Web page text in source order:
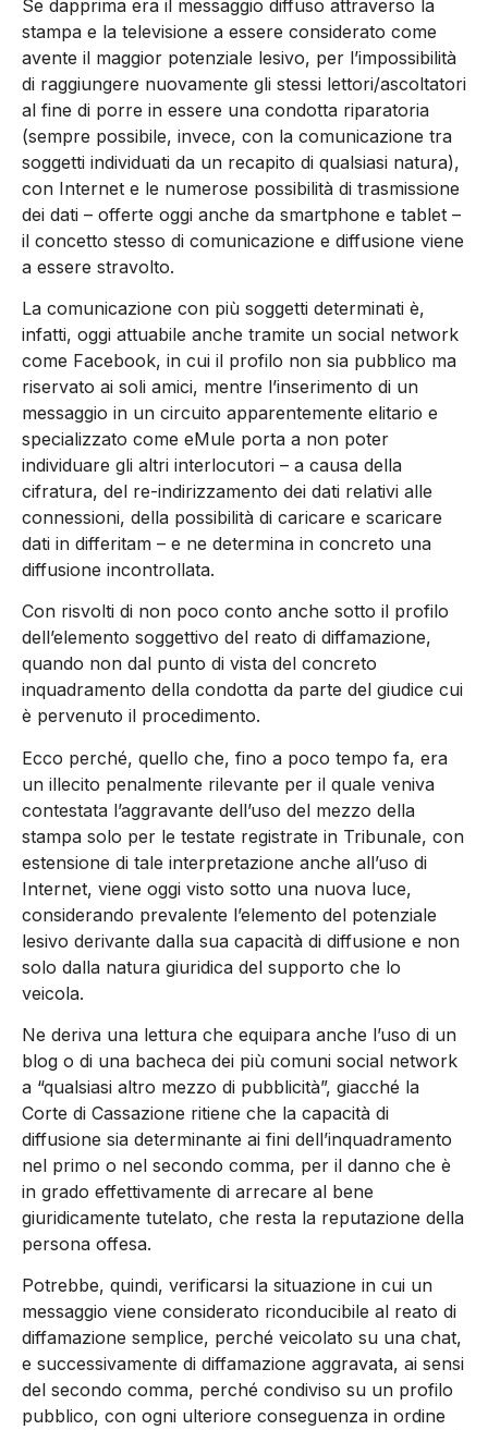
Se dapprima era il messaggio diffuso attraverso la
stampa e la televisione a essere considerato come
avente il maggior potenziale lesivo, per l’impossibilità
di raggiungere nuovamente gli stessi lettori/ascoltatori
al fine di porre in essere una condotta riparatoria
(sempre possibile, invece, con la comunicazione tra
soggetti individuati da un recapito di qualsiasi natura),
con Internet e le numerose possibilità di trasmissione
dei dati – offerte oggi anche da smartphone e tablet –
il concetto stesso di comunicazione e diffusione viene
a essere stravolto.
La comunicazione con più soggetti determinati è,
infatti, oggi attuabile anche tramite un social network
come Facebook, in cui il profilo non sia pubblico ma
riservato ai soli amici, mentre l’inserimento di un
messaggio in un circuito apparentemente elitario e
specializzato come eMule porta a non poter
individuare gli altri interlocutori – a causa della
cifratura, del re-indirizzamento dei dati relativi alle
connessioni, della possibilità di caricare e scaricare
dati in differitam – e ne determina in concreto una
diffusione incontrollata.
Con risvolti di non poco conto anche sotto il profilo
dell’elemento soggettivo del reato di diffamazione,
quando non dal punto di vista del concreto
inquadramento della condotta da parte del giudice cui
è pervenuto il procedimento.
Ecco perché, quello che, fino a poco tempo fa, era
un illecito penalmente rilevante per il quale veniva
contestata l’aggravante dell’uso del mezzo della
stampa solo per le testate registrate in Tribunale, con
estensione di tale interpretazione anche all’uso di
Internet, viene oggi visto sotto una nuova luce,
considerando prevalente l’elemento del potenziale
lesivo derivante dalla sua capacità di diffusione e non
solo dalla natura giuridica del supporto che lo
veicola.
Ne deriva una lettura che equipara anche l’uso di un
blog o di una bacheca dei più comuni social network
a “qualsiasi altro mezzo di pubblicità”, giacché la
Corte di Cassazione ritiene che la capacità di
diffusione sia determinante ai fini dell’inquadramento
nel primo o nel secondo comma, per il danno che è
in grado effettivamente di arrecare al bene
giuridicamente tutelato, che resta la reputazione della
persona offesa.
Potrebbe, quindi, verificarsi la situazione in cui un
messaggio viene considerato riconducibile al reato di
diffamazione semplice, perché veicolato su una chat,
e successivamente di diffamazione aggravata, ai sensi
del secondo comma, perché condiviso su un profilo
pubblico, con ogni ulteriore conseguenza in ordine